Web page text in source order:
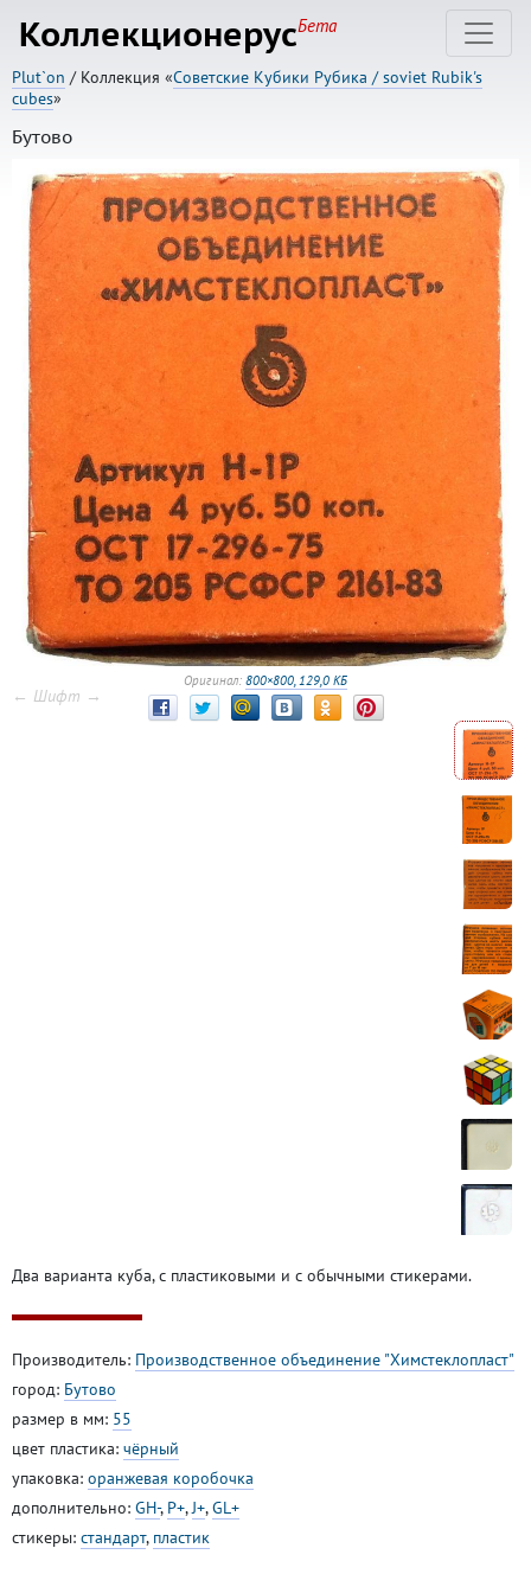
КоллекционерусБета
Plut`on / Коллекция «Советские Кубики Рубика / soviet Rubik's
cubes»
Бутово
Оригинал: 800×800, 129,0 КБ
← Шифт →
Два варианта куба, с пластиковыми и с обычными стикерами.
Производитель: Производственное объединение "Химстеклопласт"
город: Бутово
размер в мм: 55
цвет пластика: чёрный
упаковка: оранжевая коробочка
дополнительно: GH-, P+,J+,GL+
стикеры: стандарт, пластик